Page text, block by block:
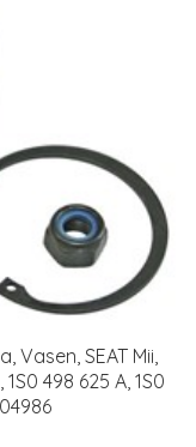
Vasen, SEAT Mii,
1S0 498 625 A, 1S0